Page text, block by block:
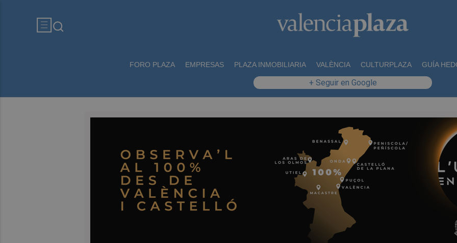
FORO PLAZA EMPRESAS PLAZA INMOBILIARIA VALÈNCIA CULTURPLAZA GUÍA
+ Seguir en Google